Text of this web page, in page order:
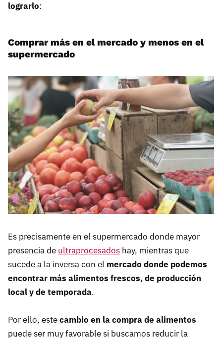
lograrlo:
Comprar más en el mercado y menos en el
supermercado
Es precisamente en el supermercado donde mayor
presencia de ultraprocesados hay, mientras que
sucede a la inversa con el mercado donde podemos
encontrar más alimentos frescos, de producción
local y de temporada.
Por ello, estecambio en la compra de alimentos
puede ser muy favorable si buscamos reducir la